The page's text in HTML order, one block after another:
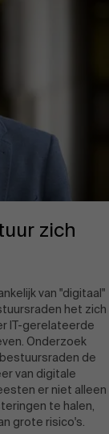
zich
van "digitaal"
het zich
IT-gerelateerde
Onderzoek
de
van digitale
er niet alleen
te halen,
grote risico's.